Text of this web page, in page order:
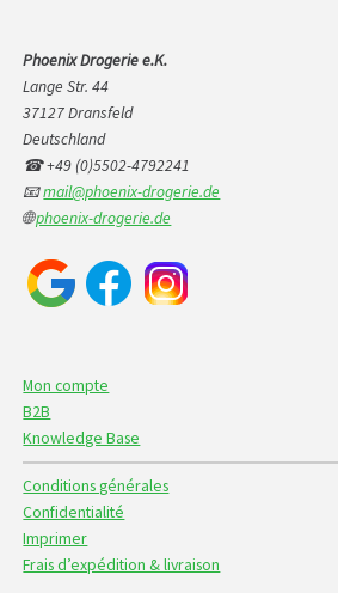
Phoenix Drogerie e.K.
Lange Str. 44
37127 Dransfeld
Deutschland
☎ +49 (0)5502-4792241
📧mail@phoenix-drogerie.de
🌐phoenix-drogerie.de
Mon compte
B2B
Knowledge Base
Conditions générales
Confidentialité
Imprimer
Frais d’expédition & livraison